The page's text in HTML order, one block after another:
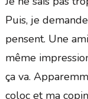
Puis, je
pensent. Une
même
ça va.
coloc et ma